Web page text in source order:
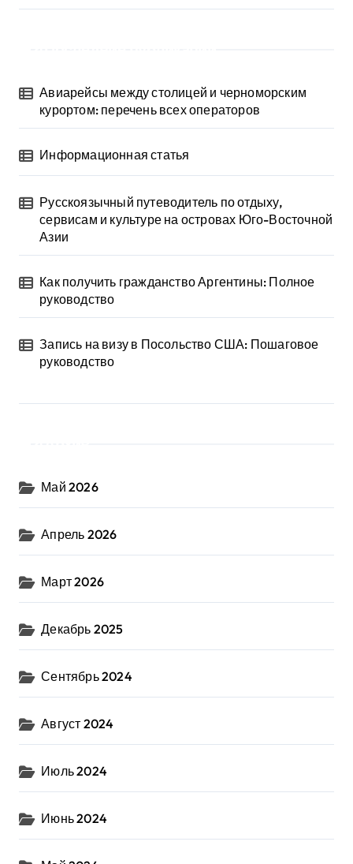
Авиарейсы между столицей и черноморским
курортом: перечень всех операторов
Информационная статья
Русскоязычный путеводитель по отдыху,
сервисам и культуре на островах Юго-Восточной
Азии
Как получить гражданство Аргентины: Полное
руководство
Запись на визу в Посольство США: Пошаговое
руководство
Май 2026
Апрель 2026
Март 2026
Декабрь 2025
Сентябрь 2024
Август 2024
Июль 2024
Июнь 2024